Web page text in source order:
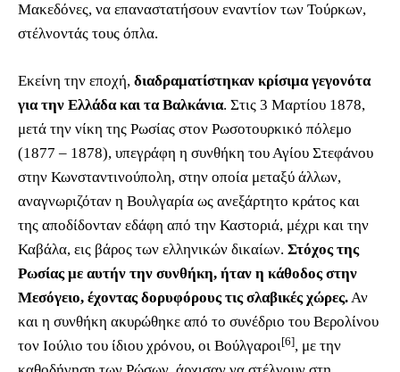
Μακεδόνες, να επαναστατήσουν εναντίον των Τούρκων,
στέλνοντάς τους όπλα.
Εκείνη την εποχή, διαδραματίστηκαν κρίσιμα γεγονότα
για την Ελλάδα και τα Βαλκάνια. Στις 3 Μαρτίου 1878,
μετά την νίκη της Ρωσίας στον Ρωσοτουρκικό πόλεμο
(1877 – 1878), υπεγράφη η συνθήκη του Αγίου Στεφάνου
στην Κωνσταντινούπολη, στην οποία μεταξύ άλλων,
αναγνωριζόταν η Βουλγαρία ως ανεξάρτητο κράτος και
της αποδίδονταν εδάφη από την Καστοριά, μέχρι και την
Καβάλα, εις βάρος των ελληνικών δικαίων. Στόχος της
Ρωσίας με αυτήν την συνθήκη, ήταν η κάθοδος στην
Μεσόγειο, έχοντας δορυφόρους τις σλαβικές χώρες.Αν
και η συνθήκη ακυρώθηκε από το συνέδριο του Βερολίνου
τον Ιούλιο του ίδιου χρόνου, οι Βούλγαροι[6], με την